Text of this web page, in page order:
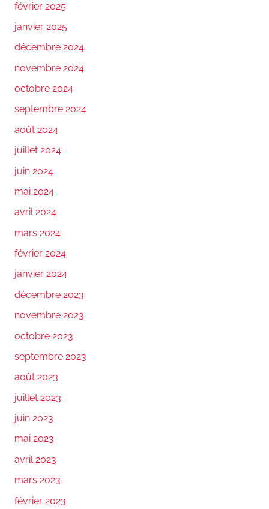
février 2025
janvier 2025
décembre 2024
novembre 2024
octobre 2024
septembre 2024
août 2024
juillet 2024
juin 2024
mai 2024
avril 2024
mars 2024
février 2024
janvier 2024
décembre 2023
novembre 2023
octobre 2023
septembre 2023
août 2023
juillet 2023
juin 2023
mai 2023
avril 2023
mars 2023
février 2023